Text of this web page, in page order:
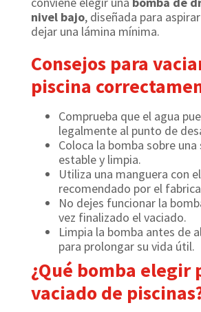
nivel bajo, diseñada para
dejar una lámina mínima.
Consejos para
piscina
Comprueba que el agua
legalmente al punto de
Coloca la bomba sobre
estable y limpia.
Utiliza una manguera con
recomendado por el
No dejes funcionar la
vez finalizado el vaciado.
Limpia la bomba antes de
para prolongar su vida útil.
¿Qué bomba elegir
vaciado de